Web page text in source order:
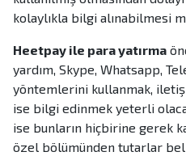
kolaylıkla bilgi alınabilmesi
Heetpay ile para yatırma
yardım, Skype, Whatsapp,
yöntemlerini kullanmak,
ise bilgi edinmek yeterli
ise bunların hiçbirine gerek
özel bölümünden tutarlar